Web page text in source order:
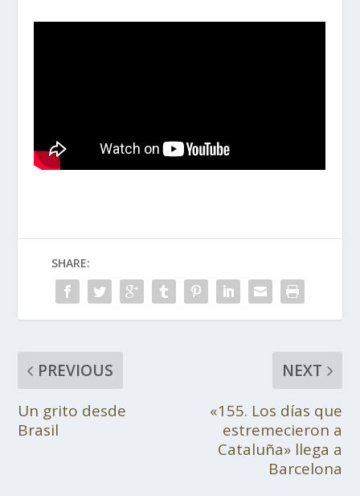
SHARE:
PREVIOUS
Un grito desde
Brasil
NEXT
«155. Los días que
estremecieron a
Cataluña» llega a
Barcelona